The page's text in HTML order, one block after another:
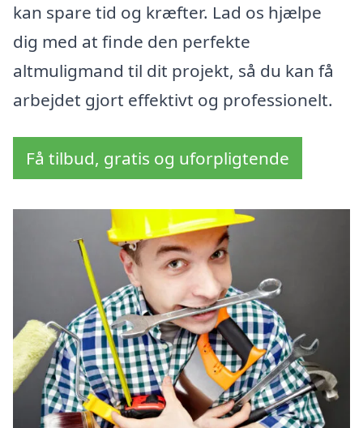
kan spare tid og kræfter. Lad os hjælpe
dig med at finde den perfekte
altmuligmand til dit projekt, så du kan få
arbejdet gjort effektivt og professionelt.
Få tilbud, gratis og uforpligtende